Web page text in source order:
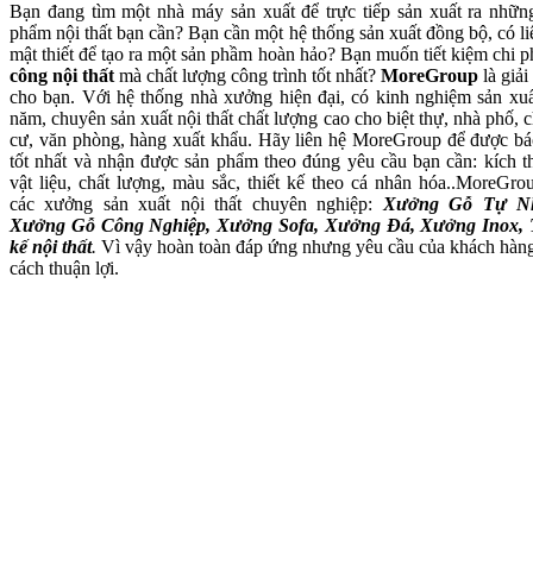
Bạn đang tìm một nhà máy sản xuất để trực tiếp sản xuất ra
phẩm nội thất bạn cần? Bạn cần một hệ thống sản xuất đồng bộ, có
mật thiết để tạo ra một sản phầm hoàn hảo? Bạn muốn tiết kiệm chi
công nội thất mà chất lượng công trình tốt nhất? MoreGroup là giải
cho bạn. Với hệ thống nhà xưởng hiện đại, có kinh nghiệm sản
năm, chuyên sản xuất nội thất chất lượng cao cho biệt thự, nhà phố,
cư, văn phòng, hàng xuất khẩu. Hãy liên hệ MoreGroup để được
tốt nhất và nhận được sản phẩm theo đúng yêu cầu bạn cần: kích
vật liệu, chất lượng, màu sắc, thiết kế theo cá nhân
các xưởng sản xuất nội thất chuyên nghiệp: Xưởng Gỗ Tự
Xưởng Gỗ Công Nghiệp, Xưởng Sofa, Xưởng Đá, Xưởng Inox,
kế nội thất. Vì vậy hoàn toàn đáp ứng nhưng yêu cầu của khách
cách thuận lợi.